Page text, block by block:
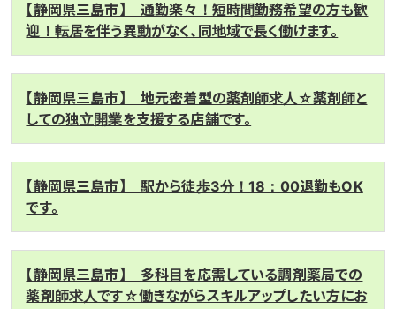
【静岡県三島市】 通勤楽々！短時間勤務希望の方も歓
迎！転居を伴う異動がなく、同地域で長く働けます。
【静岡県三島市】 地元密着型の薬剤師求人☆薬剤師と
しての独立開業を支援する店舗です。
【静岡県三島市】 駅から徒歩3分！18：00退勤もOK
です。
【静岡県三島市】 多科目を応需している調剤薬局での
薬剤師求人です☆働きながらスキルアップしたい方にお